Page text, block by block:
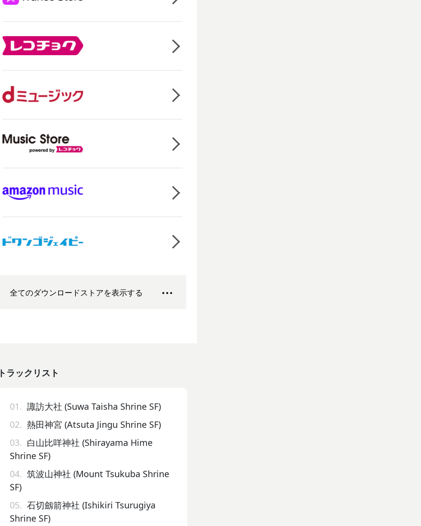
全てのダウンロードストアを表示する
トラックリスト
01. 諏訪大社 (Suwa Taisha Shrine SF)
02. 熱田神宮 (Atsuta Jingu Shrine SF)
03. 白山比咩神社 (Shirayama Hime
Shrine SF)
04. 筑波山神社 (Mount Tsukuba Shrine
SF)
05. 石切劔箭神社 (Ishikiri Tsurugiya
Shrine SF)